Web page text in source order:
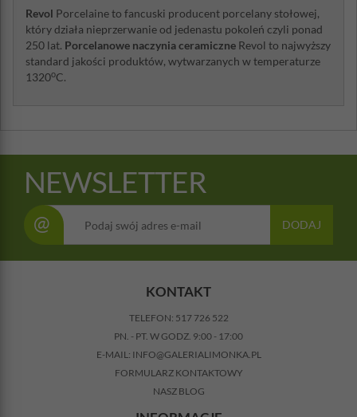
Revol Porcelaine to fancuski producent porcelany stołowej,
który działa nieprzerwanie od jedenastu pokoleń czyli ponad
250 lat. Porcelanowe naczynia ceramiczne Revol to najwyższy
standard jakości produktów, wytwarzanych w temperaturze
1320oC.
NEWSLETTER
@ DODAJ
KONTAKT
TELEFON: 517 726 522
PN. - PT. W GODZ. 9:00 - 17:00
E-MAIL: INFO@GALERIALIMONKA.PL
FORMULARZ KONTAKTOWY
NASZ BLOG